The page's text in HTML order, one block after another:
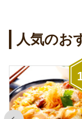
人気のお